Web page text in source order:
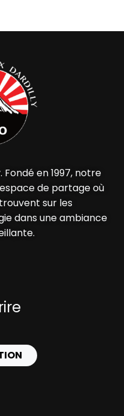
en 1997, notre
de partage où
sur les
dans une ambiance